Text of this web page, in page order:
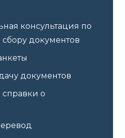
консультация по
сбору документов
документов
о